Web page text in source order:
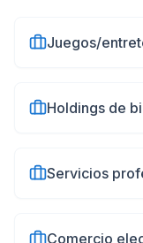
Juegos/
Holdings de
Servicios
Comercio